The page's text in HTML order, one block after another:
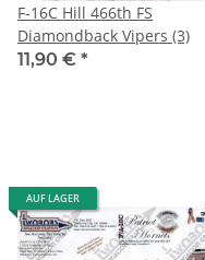
F-16C Hill 466th FS
Diamondback Vipers (3)
11,90 € *
AUF LAGER